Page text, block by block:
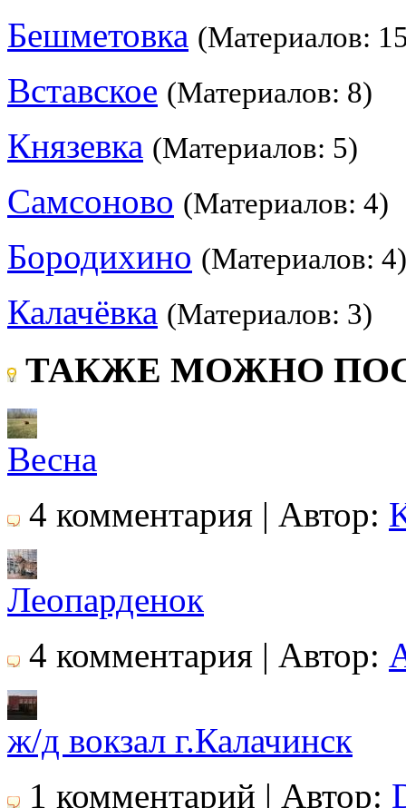
Бешметовка (Материалов:
Вставское (Материалов: 8)
Князевка (Материалов: 5)
Самсоново (Материалов: 4)
Бородихино (Материалов: 4)
Калачёвка (Материалов: 3)
ТАКЖЕ МОЖНО
Весна
4 комментария | Автор:
Леопарденок
4 комментария | Автор:
ж/д вокзал г.Калачинск
1 комментарий | Автор: